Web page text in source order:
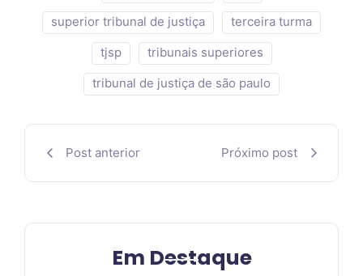
superior tribunal de justiça
terceira turma
tjsp
tribunais superiores
tribunal de justiça de são paulo
Post anterior Próximo post
Em Destaque